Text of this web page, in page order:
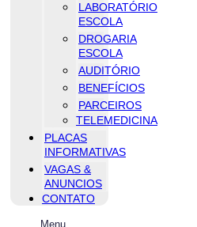
LABORATÓRIO
ESCOLA
DROGARIA
ESCOLA
AUDITÓRIO
BENEFÍCIOS
PARCEIROS
TELEMEDICINA
PLACAS
INFORMATIVAS
VAGAS &
ANUNCIOS
CONTATO
Menu